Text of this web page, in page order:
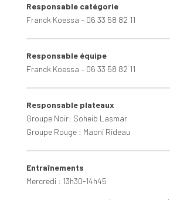
Responsable catégorie
Franck Koessa – 06 33 58 82 11
Responsable équipe
Franck Koessa – 06 33 58 82 11
Responsable plateaux
Groupe Noir: Soheib Lasmar
Groupe Rouge : Maoni Rideau
Entraînements
Mercredi : 13h30-14h45